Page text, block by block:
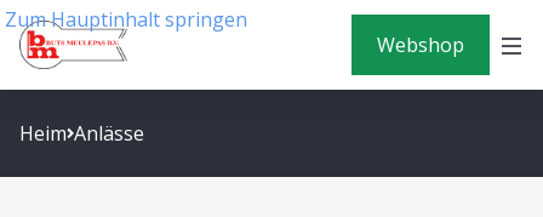
Zum Hauptinhalt springen
Webshop
Heim Anlässe